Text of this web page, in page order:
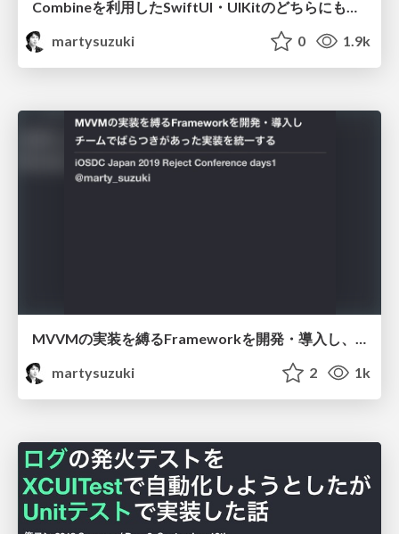
martysuzuki
0 1.9k
MVVMの実装を縛るFrameworkを開発・導入し、チームでばらつきがあった実装を統一する
martysuzuki
2 1k